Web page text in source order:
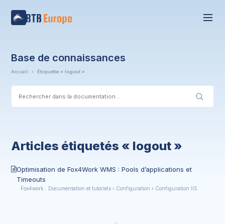
Base de connaissances
Accueil › Étiquette « logout »
Articles étiquetés « logout »
Optimisation de Fox4Work WMS : Pools d’applications et
Timeouts
Fox4work : Documentation et tutoriels › Configuration › Configuration IIS